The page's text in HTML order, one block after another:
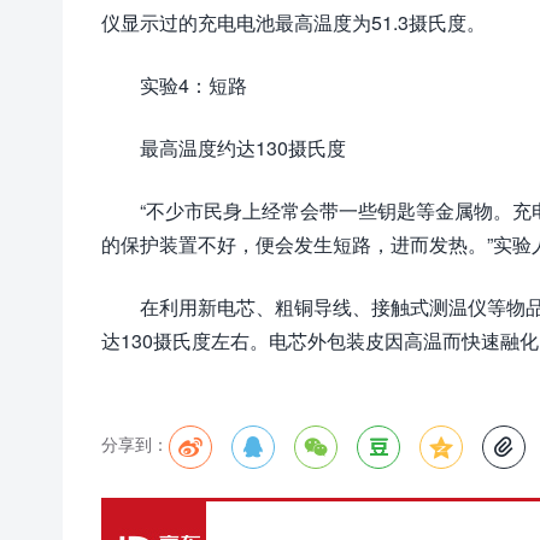
仪显示过的充电电池最高温度为51.3摄氏度。
实验4：短路
最高温度约达130摄氏度
“不少市民身上经常会带一些钥匙等金属物。
的保护装置不好，便会发生短路，进而发热。”实验
在利用新电芯、粗铜导线、接触式测温仪等物
达130摄氏度左右。电芯外包装皮因高温而快速融
分享到：      